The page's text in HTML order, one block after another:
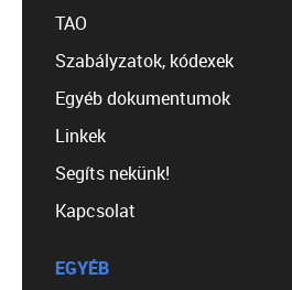
TAO
Szabályzatok, kódexek
Egyéb dokumentumok
Linkek
Segíts nekünk!
Kapcsolat
EGYÉB